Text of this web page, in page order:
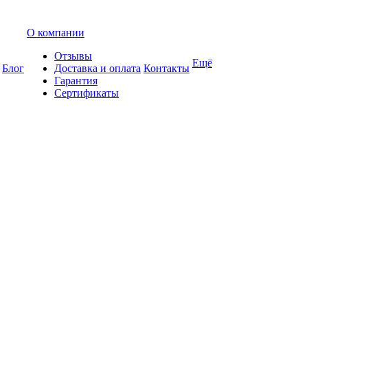
Блог
О компании
Отзывы
Доставка и оплата
Гарантия
Сертификаты
Контакты Ещё